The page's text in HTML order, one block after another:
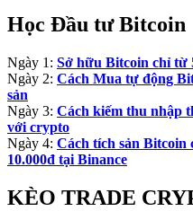
Học Đầu tư Bitcoin
Ngày 1: Sở hữu Bitcoin chỉ từ
Ngày 2: Cách Mua tự động
sản
Ngày 3: Cách kiếm thu nhập
với crypto
Ngày 4: Cách tích sản Bitcoin
10.000đ tại Binance
KÈO TRADE